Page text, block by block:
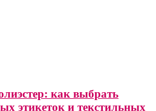
как выбрать
этикеток и текстильных